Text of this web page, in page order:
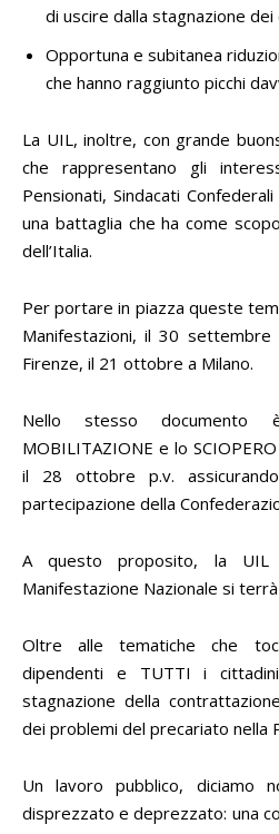
di uscire dalla stagnazione dei
Opportuna e subitanea
che hanno raggiunto picchi
La UIL, inoltre, con grande
che rappresentano gli
Pensionati, Sindacati
una battaglia che ha come
dell’Italia.
Per portare in piazza queste
Manifestazioni, il 30
Firenze, il 21 ottobre a Milano.
Nello stesso
MOBILITAZIONE e lo
il 28 ottobre p.v.
partecipazione della
A questo proposito, la
Manifestazione Nazionale si terrà
Oltre alle tematiche che
dipendenti e TUTTI i
stagnazione della
dei problemi del precariato nella
Un lavoro pubblico, diciamo
disprezzato e deprezzato: una